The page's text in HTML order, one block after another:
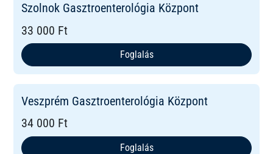
Szolnok Gasztroenterológia Központ
33 000 Ft
Foglalás
Veszprém Gasztroenterológia Központ
34 000 Ft
Foglalás